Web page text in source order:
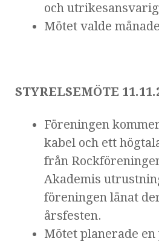
och utrikesansvarig
Mötet valde
STYRELSEMÖTE
Föreningen
kabel och ett
från
Akademis
föreningen lånat
årsfesten.
Mötet planerade en